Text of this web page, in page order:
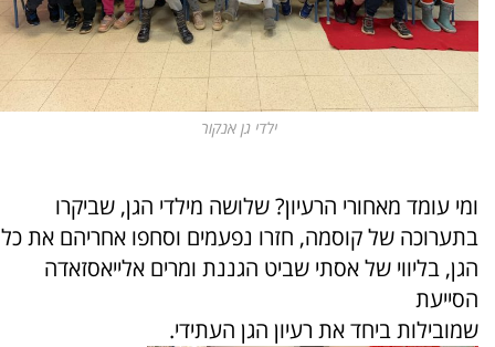
ילדי גן אנקור
ומי עומד מאחורי הרעיון? שלושה מילדי הגן, שביקרו
בתערוכה של קוסמה, חזרו נפעמים וסחפו אחריהם את כל
הגן, בליווי של אסתי שביט הגננת ומרים אלייאסזאדה
הסייעת
שמובילות ביחד את רעיון הגן העתידי.